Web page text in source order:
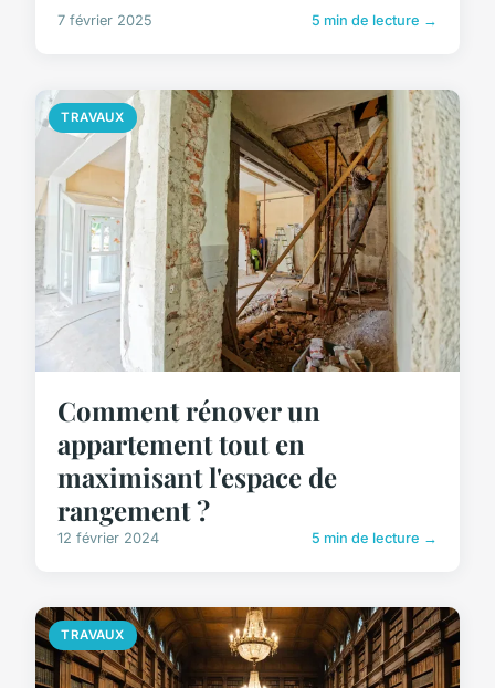
7 février 2025 5 min de lecture →
TRAVAUX
Comment rénover un
appartement tout en
maximisant l'espace de
rangement ?
12 février 2024 5 min de lecture →
TRAVAUX